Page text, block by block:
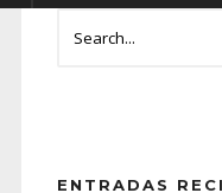
ENTRADAS